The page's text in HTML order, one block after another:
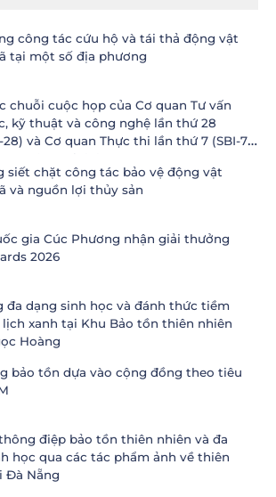
công tác cứu hộ và tái thả động vật
tại một số địa phương
chuỗi cuộc họp của Cơ quan Tư vấn
kỹ thuật và công nghệ lần thứ 28
28) và Cơ quan Thực thi lần thứ 7 (SBI-7)
siết chặt công tác bảo vệ động vật
và nguồn lợi thủy sản
gia Cúc Phương nhận giải thưởng
2026
đa dạng sinh học và đánh thức tiềm
lịch xanh tại Khu Bảo tồn thiên nhiên
Hoàng
bảo tồn dựa vào cộng đồng theo tiêu
điệp bảo tồn thiên nhiên và đa
học qua các tác phẩm ảnh về thiên
Đà Nẵng